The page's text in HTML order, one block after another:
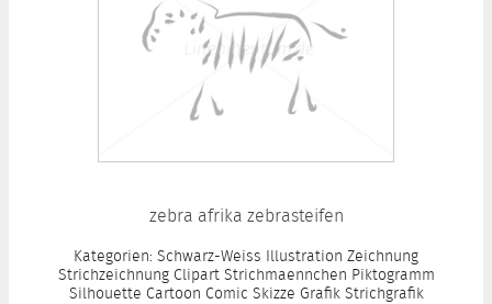
zebra afrika zebrasteifen
Kategorien: Schwarz-Weiss Illustration Zeichnung
Strichzeichnung Clipart Strichmaennchen Piktogramm
Silhouette Cartoon Comic Skizze Grafik Strichgrafik